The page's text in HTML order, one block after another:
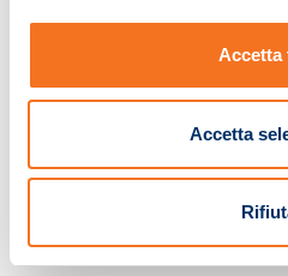
Accetta
Accetta